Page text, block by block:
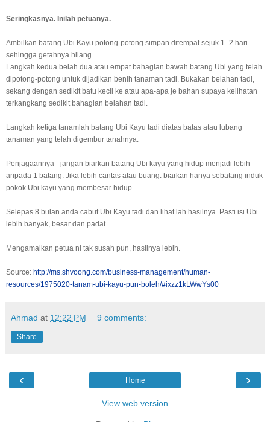
Seringkasnya. Inilah petuanya.
Ambilkan batang Ubi Kayu potong-potong simpan ditempat sejuk 1 -2 hari
sehingga getahnya hilang.
Langkah kedua belah dua atau empat bahagian bawah batang Ubi yang telah
dipotong-potong untuk dijadikan benih tanaman tadi. Bukakan belahan tadi,
sekang dengan sedikit batu kecil ke atau apa-apa je bahan supaya kelihatan
terkangkang sedikit bahagian belahan tadi.
Langkah ketiga tanamlah batang Ubi Kayu tadi diatas batas atau lubang
tanaman yang telah digembur tanahnya.
Penjagaannya - jangan biarkan batang Ubi kayu yang hidup menjadi lebih
aripada 1 batang. Jika lebih cantas atau buang. biarkan hanya sebatang induk
pokok Ubi kayu yang membesar hidup.
Selepas 8 bulan anda cabut Ubi Kayu tadi dan lihat lah hasilnya. Pasti isi Ubi
lebih banyak, besar dan padat.
Mengamalkan petua ni tak susah pun, hasilnya lebih.
Source: http://ms.shvoong.com/business-management/human-
resources/1975020-tanam-ubi-kayu-pun-boleh/#ixzz1kLWwYs00
Ahmad at 12:22 PM 9 comments:
Share
‹ ›
Home
View web version